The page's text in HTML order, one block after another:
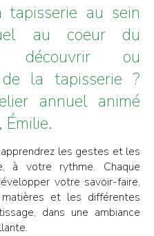
tapisserie au sein
au coeur du
découvrir ou
de la tapisserie ?
annuel animé
les gestes et les
à votre rythme. Chaque
votre savoir-faire,
et les différentes
dans une ambiance